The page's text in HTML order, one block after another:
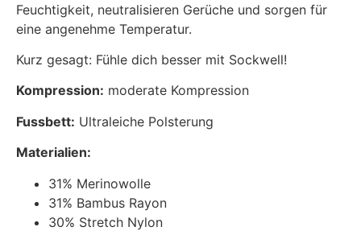
Feuchtigkeit, neutralisieren Gerüche und sorgen für
eine angenehme Temperatur.
Kurz gesagt: Fühle dich besser mit Sockwell!
Kompression: moderate Kompression
Fussbett: Ultraleiche Polsterung
Materialien:
31% Merinowolle
31% Bambus Rayon
30% Stretch Nylon